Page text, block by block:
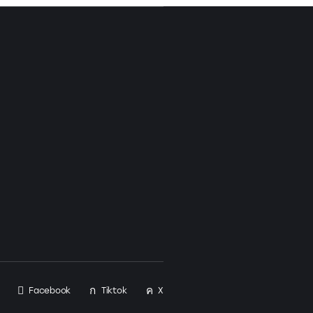
Facebook Tiktok X